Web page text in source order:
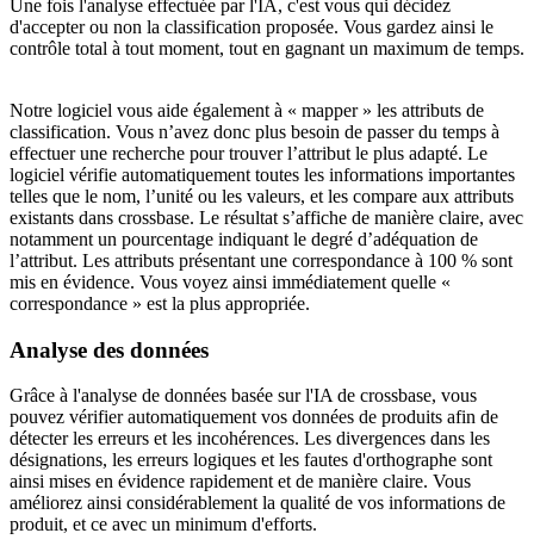
Une fois l'analyse effectuée par l'IA, c'est vous qui décidez
d'accepter ou non la classification proposée. Vous gardez ainsi le
contrôle total à tout moment, tout en gagnant un maximum de temps.
Notre logiciel vous aide également à « mapper » les attributs de
classification. Vous n’avez donc plus besoin de passer du temps à
effectuer une recherche pour trouver l’attribut le plus adapté. Le
logiciel vérifie automatiquement toutes les informations importantes
telles que le nom, l’unité ou les valeurs, et les compare aux attributs
existants dans crossbase. Le résultat s’affiche de manière claire, avec
notamment un pourcentage indiquant le degré d’adéquation de
l’attribut. Les attributs présentant une correspondance à 100 % sont
mis en évidence. Vous voyez ainsi immédiatement quelle «
correspondance » est la plus appropriée.
Analyse des données
Grâce à l'analyse de données basée sur l'IA de crossbase, vous
pouvez vérifier automatiquement vos données de produits afin de
détecter les erreurs et les incohérences. Les divergences dans les
désignations, les erreurs logiques et les fautes d'orthographe sont
ainsi mises en évidence rapidement et de manière claire. Vous
améliorez ainsi considérablement la qualité de vos informations de
produit, et ce avec un minimum d'efforts.